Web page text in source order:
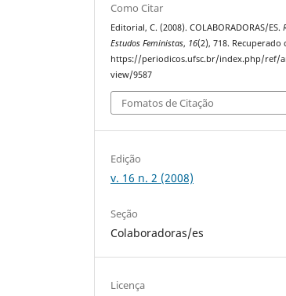
Como Citar
Editorial, C. (2008). COLABORADORAS/ES.
Estudos Feministas, 16(2), 718. Recuperado
https://periodicos.ufsc.br/index.php/ref/
view/9587
Fomatos de Citação
Edição
v. 16 n. 2 (2008)
Seção
Colaboradoras/es
Licença